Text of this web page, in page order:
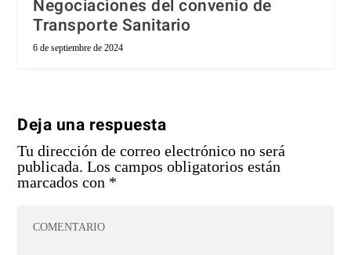
Negociaciones del convenio de
Transporte Sanitario
6 de septiembre de 2024
Deja una respuesta
Tu dirección de correo electrónico no será
publicada. Los campos obligatorios están
marcados con *